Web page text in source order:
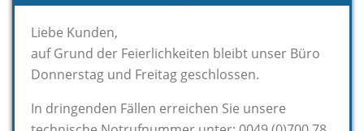
Liebe Kunden,
auf Grund der Feierlichkeiten bleibt unser Büro
Donnerstag und Freitag geschlossen.
In dringenden Fällen erreichen Sie unsere